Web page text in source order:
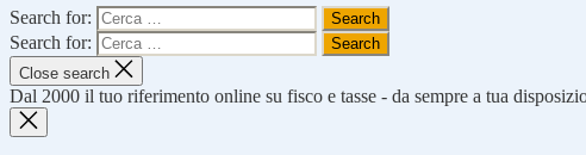
Search for:
Search for:
Close search
Dal 2000 il tuo riferimento online su fisco e tasse - da sempre a tua